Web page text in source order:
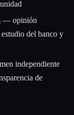
— opinión
del banco y
independiente
de